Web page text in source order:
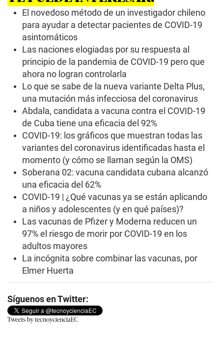
e
El novedoso método de un investigador chileno
para ayudar a detectar pacientes de COVID-19
asintomáticos
Las naciones elogiadas por su respuesta al
principio de la pandemia de COVID-19 pero que
ahora no logran controlarla
Lo que se sabe de la nueva variante Delta Plus,
una mutación más infecciosa del coronavirus
Abdala, candidata a vacuna contra el COVID-19
de Cuba tiene una eficacia del 92%
COVID-19: los gráficos que muestran todas las
variantes del coronavirus identificadas hasta el
momento (y cómo se llaman según la OMS)
Soberana 02: vacuna candidata cubana alcanzó
una eficacia del 62%
COVID-19 | ¿Qué vacunas ya se están aplicando
a niños y adolescentes (y en qué países)?
Las vacunas de Pfizer y Moderna reducen un
97% el riesgo de morir por COVID-19 en los
adultos mayores
La incógnita sobre combinar las vacunas, por
Elmer Huerta
Síguenos en Twitter:
Tweets by tecnoycienciaEC